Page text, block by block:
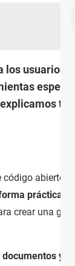
usuarios
abierto
práctica e
crear una gran
y